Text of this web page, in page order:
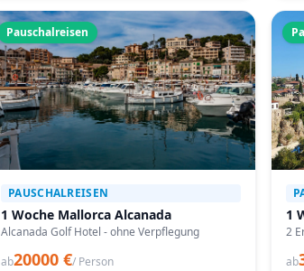
Pauschalreisen
PAUSCHALREISEN
1 Woche Mallorca Alcanada
Alcanada Golf Hotel - ohne Verpflegung
ab20000 €/ Person
1
2
ab